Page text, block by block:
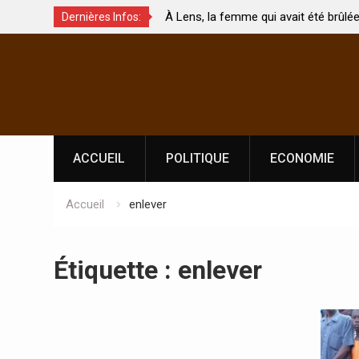
Dernières Infos:
?
À Lens, la femme qui avait été brûlée avec son bébé
par son mari est morte
ACCUEIL POLITIQUE ECONOMIE
Accueil enlever
Étiquette : enlever